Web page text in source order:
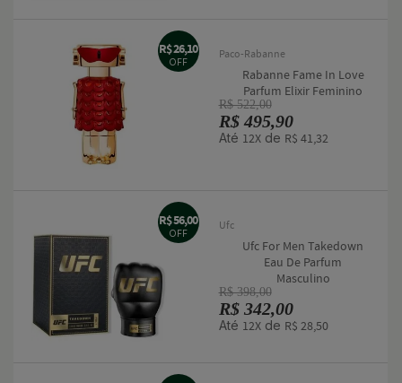
R$ 26,10
OFF
Paco-Rabanne
Rabanne Fame In Love
Parfum Elixir Feminino
R$ 522,00
R$ 495,90
Até 12Xde R$ 41,32
R$ 56,00
OFF
Ufc
Ufc For Men Takedown
Eau De Parfum
Masculino
R$ 398,00
R$ 342,00
Até 12Xde R$ 28,50